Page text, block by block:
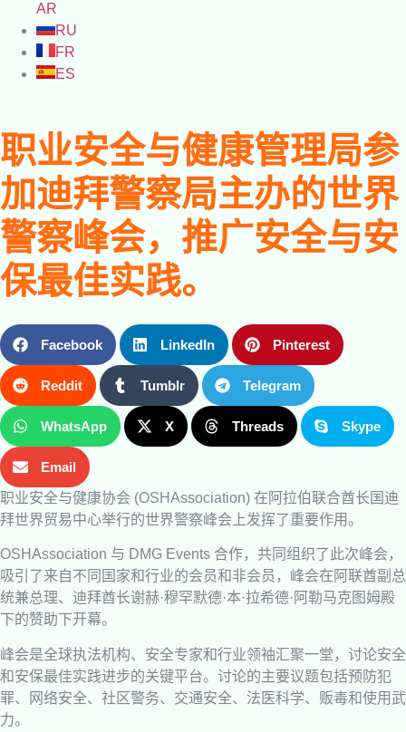
AR
RU
FR
ES
职业安全与健康管理局参
加迪拜警察局主办的世界
警察峰会，推广安全与安
保最佳实践。
Facebook LinkedIn Pinterest
Reddit Tumblr Telegram
WhatsApp X Threads Skype
Email
职业安全与健康协会 (OSHAssociation) 在阿拉伯联合酋长国迪
拜世界贸易中心举行的世界警察峰会上发挥了重要作用。
OSHAssociation 与 DMG Events 合作，共同组织了此次峰会，
吸引了来自不同国家和行业的会员和非会员，峰会在阿联酋副总
统兼总理、迪拜酋长谢赫·穆罕默德·本·拉希德·阿勒马克图姆殿
下的赞助下开幕。
峰会是全球执法机构、安全专家和行业领袖汇聚一堂，讨论安全
和安保最佳实践进步的关键平台。讨论的主要议题包括预防犯
罪、网络安全、社区警务、交通安全、法医科学、贩毒和使用武
力。